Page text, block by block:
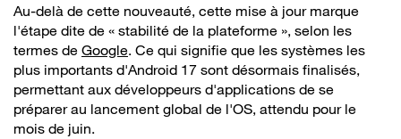
Au-delà de cette nouveauté, cette mise à jour marque
l'étape dite de « stabilité de la plateforme », selon les
termes de Google. Ce qui signifie que les systèmes les
plus importants d'Android 17 sont désormais finalisés,
permettant aux développeurs d'applications de se
préparer au lancement global de l'OS, attendu pour le
mois de juin.